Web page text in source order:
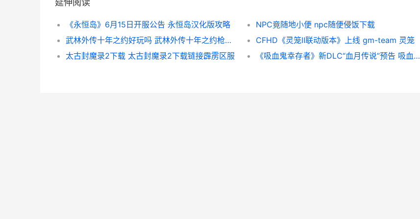
延伸阅读
《永恒岛》6月15日开服公告 永恒岛汉化版攻略
NPC竟随地小便 npc随便侵饭下载
武林外传十年之约好玩吗 武林外传十年之约枪豪加点
CFHD《灵笼Ⅱ联动版本》上线 gm-team 灵笼
太古封魔录2下载 太古封魔录2下载链接霹雳区服
《吸血鬼幸存者》新DLC“血月传说”预告 吸血鬼幸存者埋骨地骨球怎么打